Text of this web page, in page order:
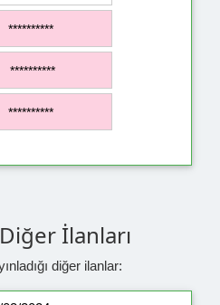
**********
**********
**********
İlanları
diğer ilanlar: